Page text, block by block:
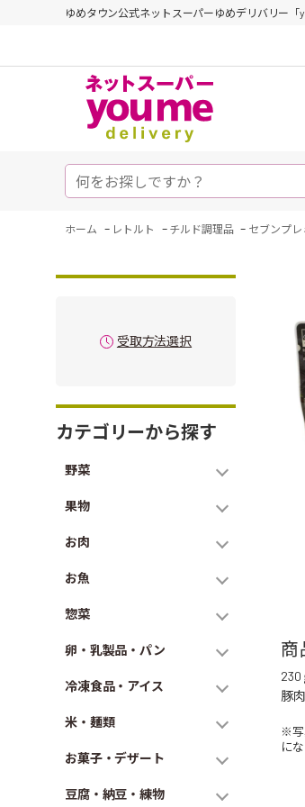
ゆめタウン公式ネットスーパーゆめデリバリー「
ホーム - レトルト - チルド調理品 - セブンプレ
受取方法選択
カテゴリーから探す
野菜
果物
お肉
お魚
惣菜
卵・乳製品・パン
冷凍食品・アイス
米・麺類
お菓子・デザート
豆腐・納豆・練物
商
230
豚
※写
に